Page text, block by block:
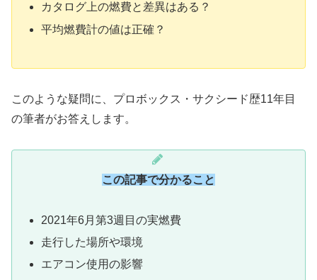
カタログ上の燃費と差異はある？
平均燃費計の値は正確？
このような疑問に、プロボックス・サクシード歴11年目
の筆者がお答えします。
この記事で分かること
2021年6月第3週目の実燃費
走行した場所や環境
エアコン使用の影響